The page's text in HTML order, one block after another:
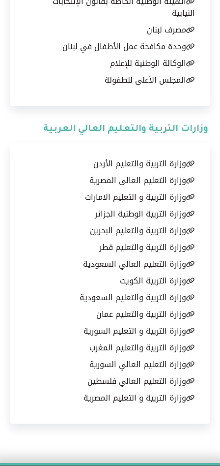
النيابية
مصرف لبنان
وحدة مكافحة عمل الأطفال في لبنان
الوكالة الوطنية للإعلام
المجلس الأعلى للطفولة
وزارات التربية والتعليم العالي العربية
وزارة التربية والتعليم الأردن
وزارة التعليم العالى المصرية
وزارة التربية و التعليم الامارات
وزارة التربية الوطنية الجزائر
وزارة التربية والتعليم البحرين
وزارة التربية والتعليم قطر
وزارة التعليم العالي السعودية
وزارة التربية الكويت
وزارة التربية والتعليم السعودية
وزارة التربية والتعليم عمان
وزارة التربية و التعليم السورية
وزارة التربية والتعليم المغرب
وزارة التعليم العالي السورية
وزارة التعليم العالي فلسطين
وزارة التربية و التعليم المصرية